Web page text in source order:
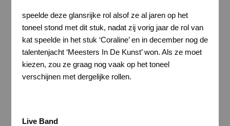
speelde deze glansrijke rol alsof ze al jaren op het
toneel stond met dit stuk, nadat zij vorig jaar de rol van
kat speelde in het stuk ‘Coraline’ en in december nog de
talentenjacht ‘Meesters In De Kunst’ won. Als ze moet
kiezen, zou ze graag nog vaak op het toneel
verschijnen met dergelijke rollen.
Live Band